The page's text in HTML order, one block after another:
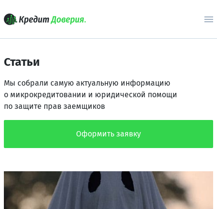
Статьи
Мы собрали самую актуальную информацию
о микрокредитовании и юридической помощи
по защите прав заемщиков
Оформить заявку